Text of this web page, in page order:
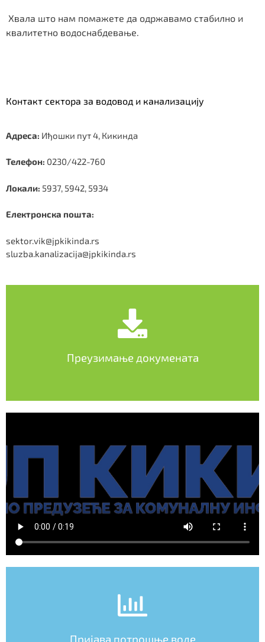
Хвала што нам помажете да одржавамо стабилно и
квалитетно водоснабдевање.
Контакт сектора за водовод и канализацију
Адреса: Иђошки пут 4, Кикинда
Телефон: 0230/422-760
Локали: 5937, 5942, 5934
Електронска пошта:
sektor.vik@jpkikinda.rs
sluzba.kanalizacija@jpkikinda.rs
Преузимање докумената
Пријава потрошње воде